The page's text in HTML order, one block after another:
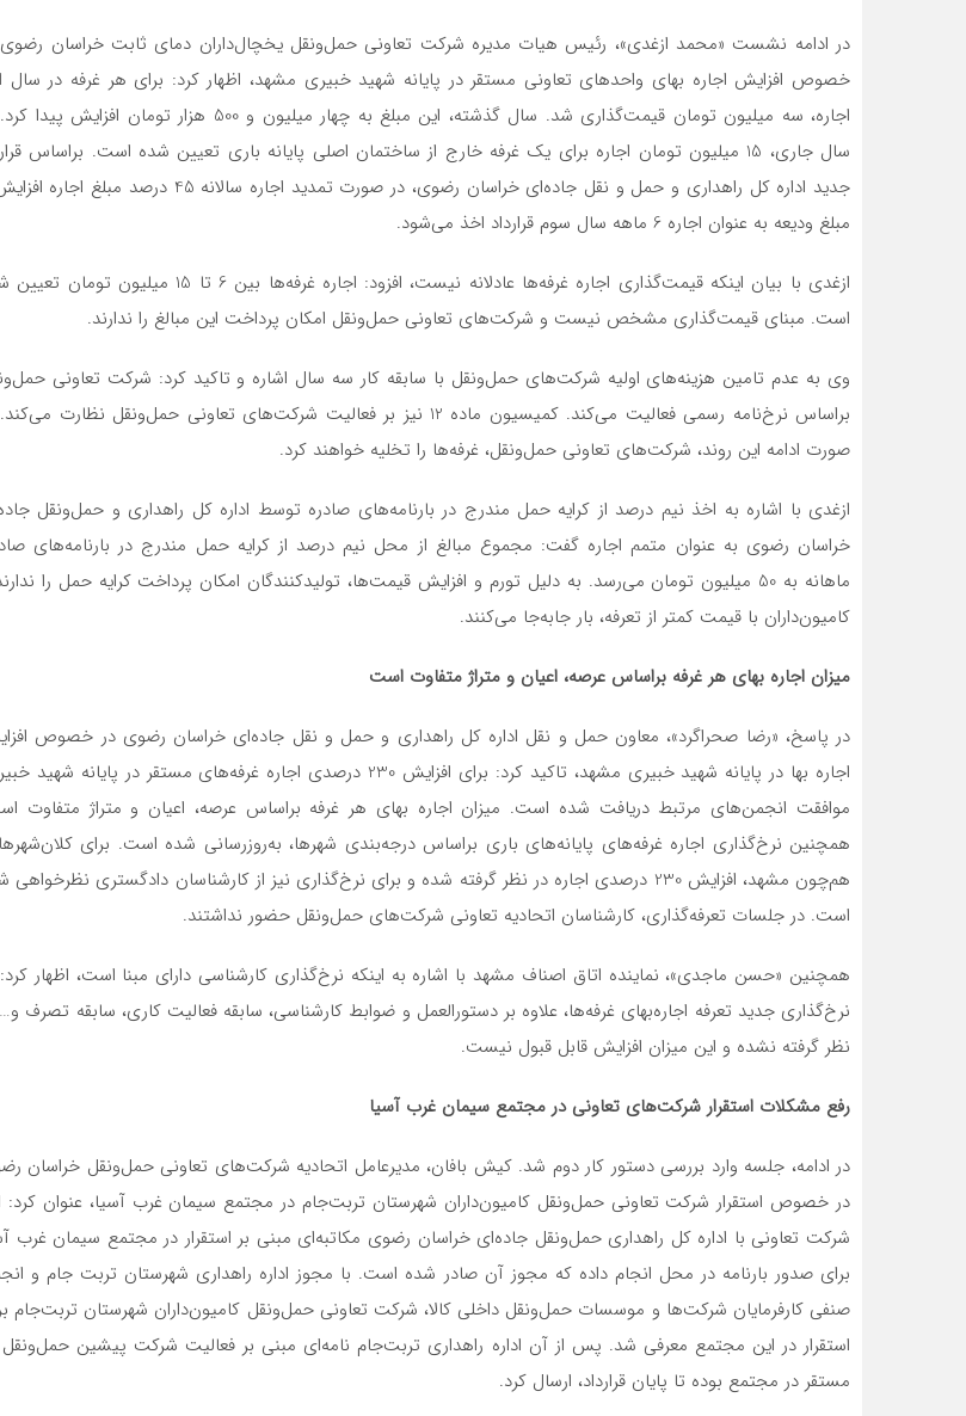
در ادامه نشست «محمد ازغدی»، رئیس هیات مدیره شرکت تعاونی حمل‌ونقل یخچال‌داران دمای ثابت خراسان
خصوص افزایش اجاره بهای واحدهای تعاونی مستقر در پایانه شهید خبیری مشهد، اظهار کرد: برای هر غرفه در سال
اجاره، سه میلیون تومان قیمت‌گذاری شد. سال گذشته، این مبلغ به چهار میلیون و 500 هزار تومان افزایش
سال جاری، 15 میلیون تومان اجاره برای یک غرفه خارج از ساختمان اصلی پایانه باری تعیین شده است. براساس
جدید اداره کل راهداری و حمل و نقل جاده‌ای خراسان رضوی، در صورت تمدید اجاره سالانه 45 درصد مبلغ
مبلغ ودیعه به عنوان اجاره 6 ماهه سال سوم قرارداد اخذ می‌شود.
ازغدی با بیان اینکه قیمت‌گذاری اجاره غرفه‌ها عادلانه نیست، افزود: اجاره غرفه‌ها بین 6 تا 15 میلیون‌
است. مبنای قیمت‌گذاری مشخص نیست و شرکت‌های تعاونی حمل‌ونقل امکان پرداخت این مبالغ را ندارند.
وی به عدم تامین هزینه‌های اولیه شرکت‌های حمل‌ونقل با سابقه کار سه سال اشاره و تاکید کرد: شرکت تعاونی
براساس نرخ‌نامه رسمی فعالیت می‌کند. کمیسیون ماده 12 نیز بر فعالیت شرکت‌های تعاونی حمل‌ونقل نظارت
صورت ادامه این روند، شرکت‌های تعاونی حمل‌ونقل، غرفه‌ها را تخلیه خواهند کرد.
ازغدی با اشاره به اخذ نیم درصد از کرایه حمل مندرج در بارنامه‌های صادره توسط اداره کل راهداری و حمل‌ونقل
خراسان رضوی به عنوان متمم اجاره گفت: مجموع مبالغ از محل نیم درصد از کرایه حمل مندرج در بارنامه‌های
ماهانه به 50 میلیون تومان می‌رسد. به دلیل تورم و افزایش قیمت‌ها، تولیدکنندگان امکان پرداخت کرایه‌ حمل را
کامیون‌داران با قیمت کمتر از تعرفه، بار جابه‌جا می‌کنند.
میزان اجاره بهای هر غرفه براساس عرصه، اعیان و متراژ متفاوت است
در پاسخ، «رضا صحراگرد»، معاون حمل و نقل اداره کل راهداری و حمل و نقل جاده‌ای خراسان رضوی در خصوص
اجاره بها در پایانه شهید خبیری مشهد، تاکید کرد: برای افزایش 230 درصدی اجاره غرفه‌های مستقر در پایانه
موافقت انجمن‌های مرتبط دریافت شده است. میزان اجاره بهای هر غرفه براساس عرصه، اعیان و متراژ متفاوت
همچنین نرخ‌گذاری اجاره غرفه‌های پایانه‌های‌ باری براساس درجه‌بندی شهرها، به‌روزرسانی شده است. برای
هم‌چون مشهد، افزایش 230 درصدی اجاره در نظر گرفته شده و برای نرخ‌گذاری نیز از کارشناسان دادگستری
است. در جلسات تعرفه‌گذاری، کارشناسان اتحادیه تعاونی شرکت‌های حمل‌ونقل حضور نداشتند.
همچنین «حسن ماجدی»، نماینده اتاق اصناف مشهد با اشاره به اینکه نرخ‌گذاری کارشناسی دارای مبنا است، اظهار
نرخ‌گذاری جدید تعرفه اجاره‌بهای غرفه‌ها، علاوه بر دستورالعمل و ضوابط کارشناسی، سابقه فعالیت کاری، سابقه تصرف
نظر گرفته نشده و این میزان افزایش قابل قبول نیست.
رفع مشکلات استقرار شرکت‌های تعاونی در مجتمع سیمان غرب آسیا
در ادامه، جلسه وارد بررسی دستور کار دوم شد. کیش بافان، مدیرعامل اتحادیه شرکت‌های تعاونی حمل‌ونقل خراسان
در خصوص استقرار شرکت‌ تعاونی حمل‌ونقل کامیون‌داران شهرستان تربت‌جام در مجتمع سیمان غرب آسیا، عنوان کرد:
شرکت تعاونی با اداره کل راهداری حمل‌ونقل جاده‌ای خراسان رضوی مکاتبه‌ای مبنی بر استقرار در مجتمع سیمان غرب
برای صدور بارنامه در محل انجام داده که مجوز آن صادر شده است. با مجوز اداره راهداری شهرستان تربت جام و
صنفی کارفرمایان شرکت‌ها و موسسات حمل‌ونقل داخلی کالا، شرکت تعاونی حمل‌ونقل کامیون‌داران شهرستان تربت‌جام
استقرار در این مجتمع معرفی شد. پس از آن اداره راهداری تربت‌جام نامه‌ای مبنی بر فعالیت شرکت پیشین
مستقر در مجتمع بوده تا پایان قرارداد، ارسال کرد.